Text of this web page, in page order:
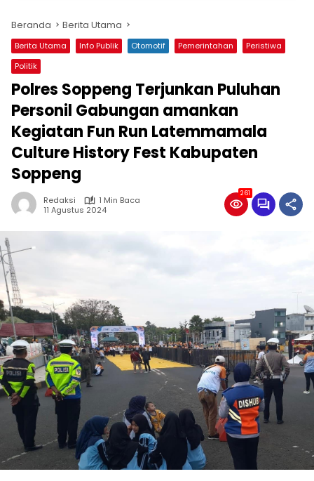
Beranda Berita Utama
Berita Utama Info Publik Otomotif Pemerintahan
Peristiwa
Politik
Polres Soppeng Terjunkan Puluhan
Personil Gabungan amankan
Kegiatan Fun Run Latemmamala
Culture History Fest Kabupaten
Soppeng
Redaksi
1 Min Baca
11 Agustus 2024
261